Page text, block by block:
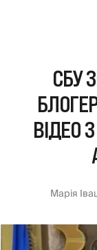
СБУ
ВІДЕО
Марія